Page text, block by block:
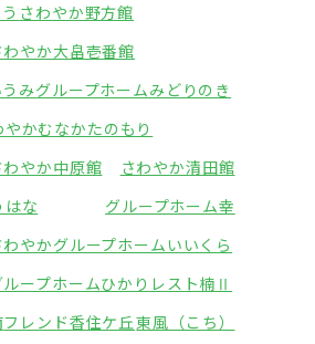
さわやか野方館
わやか大畠壱番館
みグループホームみどりのき
やかむなかたのもり
わやか中原館
さわやか清田館
はな
グループホーム幸
わやかグループホームいいくら
ループホームひかり レスト楠Ⅱ
フレンド香住ケ丘東風（こち）